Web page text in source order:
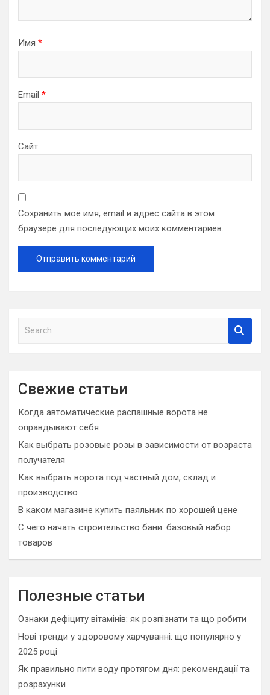
Имя *
Email *
Сайт
Сохранить моё имя, email и адрес сайта в этом
браузере для последующих моих комментариев.
a
c
Свежие статьи
Когда автоматические распашные ворота не
оправдывают себя
Как выбрать розовые розы в зависимости от возраста
получателя
Как выбрать ворота под частный дом, склад и
производство
В каком магазине купить паяльник по хорошей цене
С чего начать строительство бани: базовый набор
товаров
Полезные статьи
Ознаки дефіциту вітамінів: як розпізнати та що робити
Нові тренди у здоровому харчуванні: що популярно у
2025 році
Як правильно пити воду протягом дня: рекомендації та
розрахунки